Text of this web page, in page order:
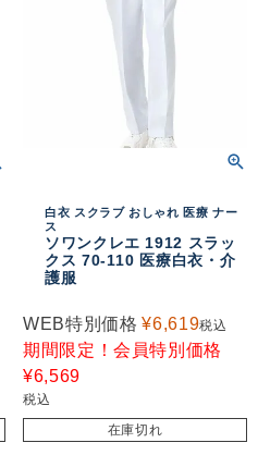
白衣 スクラブ おしゃれ 医療 ナー
ス
ソワンクレエ 1912 スラッ
クス 70-110 医療白衣・介
護服
WEB特別価格 ¥6,619税込
期間限定！会員特別価格
¥6,569
税込
在庫切れ